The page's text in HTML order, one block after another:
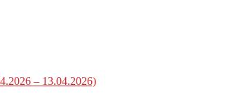
– 13.04.2026)